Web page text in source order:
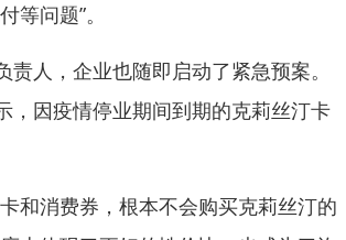
等问题”。
人，企业也随即启动了紧急预案。
，因疫情停业期间到期的克莉丝汀卡
消费券，根本不会购买克莉丝汀的